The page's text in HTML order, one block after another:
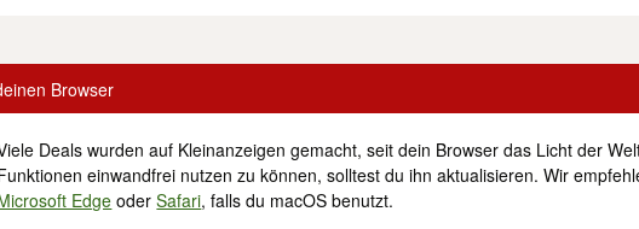
Browser
Deals wurden auf Kleinanzeigen gemacht, seit dein Browser das Licht der
einwandfrei nutzen zu können, solltest du ihn aktualisieren. Wir
Edge oderSafari, falls du macOS benutzt.